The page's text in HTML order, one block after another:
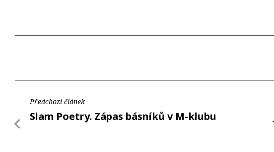
Předchozí článek
Slam Poetry. Zápas básníků v M-klubu